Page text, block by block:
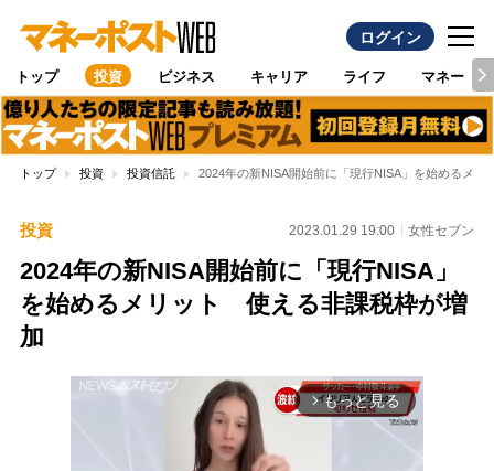
ログイン
トップ 投資 ビジネス キャリア ライフ マネー
トップ 投資 投資信託 2024年の新NISA開始前に「現行NISA」を始めるメ
投資 2023.01.29 19:00 女性セブン
2024年の新NISA開始前に「現行NISA」
を始めるメリット 使える非課税枠が増
加
arrow_forward_ios もっと見る